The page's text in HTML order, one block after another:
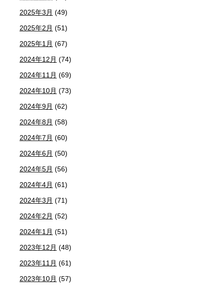
2025年3月 (49)
2025年2月 (51)
2025年1月 (67)
2024年12月 (74)
2024年11月 (69)
2024年10月 (73)
2024年9月 (62)
2024年8月 (58)
2024年7月 (60)
2024年6月 (50)
2024年5月 (56)
2024年4月 (61)
2024年3月 (71)
2024年2月 (52)
2024年1月 (51)
2023年12月 (48)
2023年11月 (61)
2023年10月 (57)